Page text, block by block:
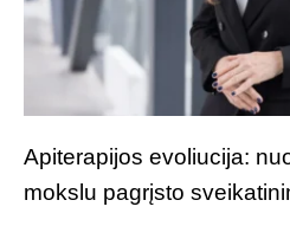
Apiterapijos evoliucija:
mokslu pagrįsto